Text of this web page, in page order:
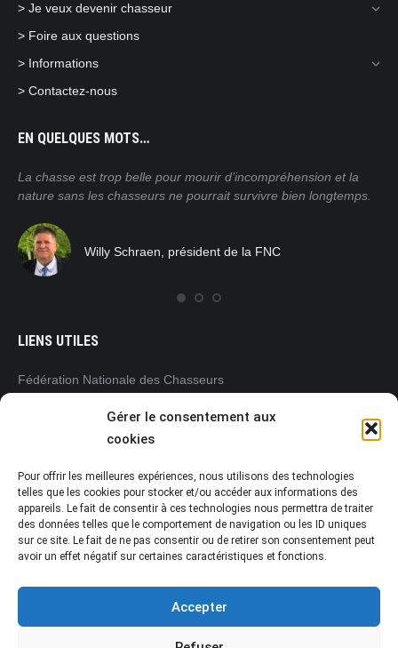
Gérer le consentement aux
cookies
Pour offrir les meilleures expériences, nous utilisons des technologies
telles que les cookies pour stocker et/ou accéder aux informations des
appareils. Le fait de consentir à ces technologies nous permettra de traiter
des données telles que le comportement de navigation ou les ID uniques
sur ce site. Le fait de ne pas consentir ou de retirer son consentement peut
avoir un effet négatif sur certaines caractéristiques et fonctions.
Accepter
> Je veux devenir chasseur
> Foire aux questions
> Informations
> Contactez-nous
EN QUELQUES MOTS…
La chasse est trop belle pour mourir d’incompréhension et la
nature sans les chasseurs ne pourrait survivre bien longtemps.
Willy Schraen, président de la FNC
LIENS UTILES
Fédération Nationale des Chasseurs
Fédération Régionale des Chasseurs
Pays de la Loire
L’Office français de la biodiversité (OFB)
www.ofb.gouv.fr
Préfecture de la Vendée
www.vendee.gouv.fr